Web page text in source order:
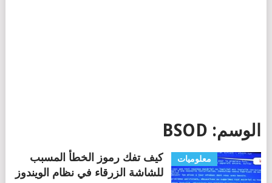
الوسم: BSOD
معلوميات
كيف تفك رموز الخطأ المسبب
للشاشة الزرقاء في نظام الويندوز